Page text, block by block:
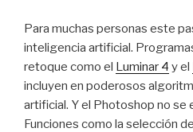
Para muchas personas este
inteligencia artificial.
retoque como el Luminar 4 y el
incluyen en poderosos
artificial. Y el Photoshop no se
Funciones como la selección